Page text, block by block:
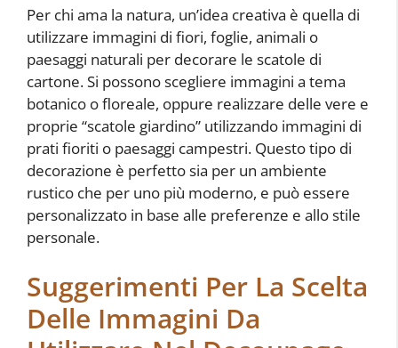
Per chi ama la natura, un’idea creativa è quella di
utilizzare immagini di fiori, foglie, animali o
paesaggi naturali per decorare le scatole di
cartone. Si possono scegliere immagini a tema
botanico o floreale, oppure realizzare delle vere e
proprie “scatole giardino” utilizzando immagini di
prati fioriti o paesaggi campestri. Questo tipo di
decorazione è perfetto sia per un ambiente
rustico che per uno più moderno, e può essere
personalizzato in base alle preferenze e allo stile
personale.
Suggerimenti Per La Scelta
Delle Immagini Da